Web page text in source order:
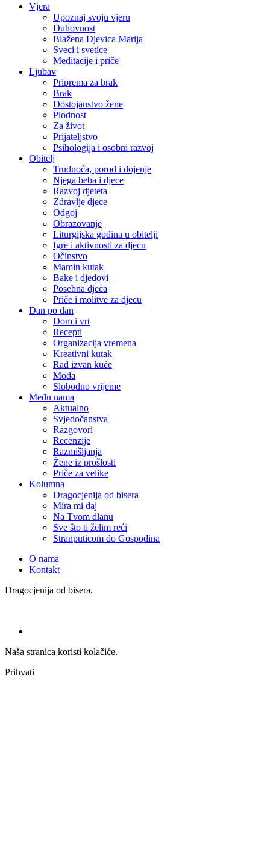
Vjera
Upoznaj svoju vjeru
Duhovnost
Blažena Djevica Marija
Sveci i svetice
Meditacije i priče
Ljubav
Priprema za brak
Brak
Dostojanstvo žene
Plodnost
Za život
Prijateljstvo
Psihologija i osobni razvoj
Obitelj
Trudnoća, porod i dojenje
Njega beba i djece
Razvoj djeteta
Zdravlje djece
Odgoj
Obrazovanje
Liturgijska godina u obitelji
Igre i aktivnosti za djecu
Očinstvo
Mamin kutak
Bake i djedovi
Posebna djeca
Priče i molitve za djecu
Dan po dan
Dom i vrt
Recepti
Organizacija vremena
Kreativni kutak
Rad izvan kuće
Moda
Slobodno vrijeme
Među nama
Aktualno
Svjedočanstva
Razgovori
Recenzije
Razmišljanja
Žene iz prošlosti
Priče za velike
Kolumna
Dragocjenija od bisera
Mira mi daj
Na Tvom dlanu
Sve što ti želim reći
Stranputicom do Gospodina
O nama
Kontakt
Dragocjenija od bisera.
Naša stranica koristi kolačiće.
Prihvati